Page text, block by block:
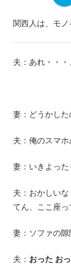
関西人は、モノ
夫：あれ・・・
妻：どうかした
夫：俺のスマホ
妻：いきよっ
夫：おかしい
てん、ここ座っ
妻：ソファの
夫： おった お